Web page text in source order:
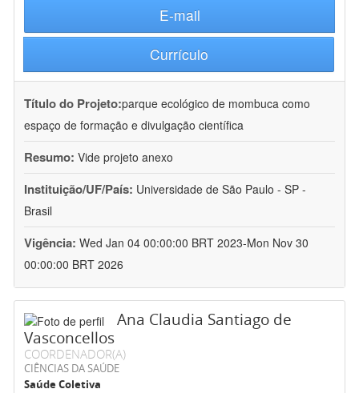
E-mail
Currículo
Título do Projeto:parque ecológico de mombuca como
espaço de formação e divulgação científica
Resumo: Vide projeto anexo
Instituição/UF/País: Universidade de São Paulo - SP -
Brasil
Vigência: Wed Jan 04 00:00:00 BRT 2023-Mon Nov 30
00:00:00 BRT 2026
Ana Claudia Santiago de
Vasconcellos
COORDENADOR(A)
CIÊNCIAS DA SAÚDE
Saúde Coletiva